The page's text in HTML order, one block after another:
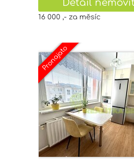
Detail
16 000 ,- za měsíc